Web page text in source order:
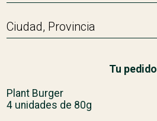
Tu pedido
Plant Burger
4 unidades de 80g